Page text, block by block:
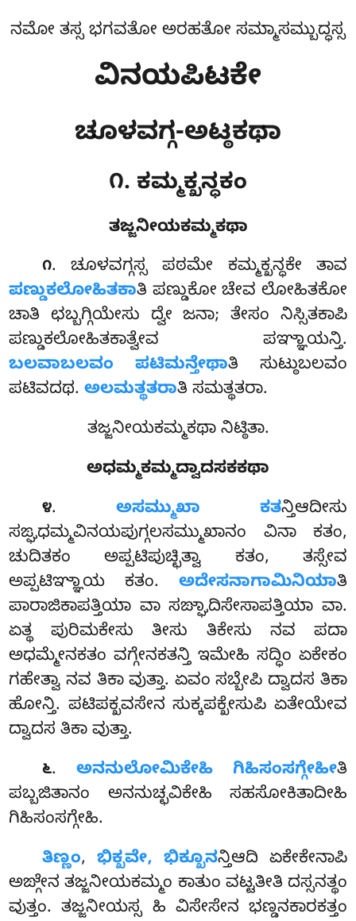
ನಮೋ ತಸ್ಸ ಭಗವತೋ ಅರಹತೋ ಸಮ್ಮಾಸಮ್ಬುದ್ಧಸ್ಸ
ವಿನಯಪಿಟಕೇ
ಚೂಳವಗ್ಗ-ಅಟ್ಠಕಥಾ
೧. ಕಮ್ಮಕ್ಖನ್ಧಕಂ
ತಜ್ಜನೀಯಕಮ್ಮಕಥಾ
೧. ಚೂಳವಗ್ಗಸ್ಸಪಠಮೇ ಕಮ್ಮಕ್ಖನ್ಧಕೇ ತಾವ
ಪಣ್ಡುಕಲೋಹಿತಕಾತಿ ಪಣ್ಡುಕೋ ಚೇವ ಲೋಹಿತಕೋ
ಚಾತಿ ಛಬ್ಬಗ್ಗಿಯೇಸು ದ್ವೇ ಜನಾ; ತೇಸಂ ನಿಸ್ಸಿತಕಾಪಿ
ಪಣ್ಡುಕಲೋಹಿತಕಾತ್ವೇವ ಪಞ್ಞಾಯನ್ತಿ.
ಬಲವಾಬಲವಂ ಪಟಿಮನ್ತೇಥಾತಿ ಸುಟ್ಠುಬಲವಂ
ಪಟಿವದಥ.ಅಲಮತ್ಥತರಾತಿ ಸಮತ್ಥತರಾ.
ತಜ್ಜನೀಯಕಮ್ಮಕಥಾ ನಿಟ್ಠಿತಾ.
ಅಧಮ್ಮಕಮ್ಮದ್ವಾದಸಕಕಥಾ
೪. ಅಸಮ್ಮುಖಾ ಕತನ್ತಿಆದೀಸು
ಸಙ್ಘಧಮ್ಮವಿನಯಪುಗ್ಗಲಸಮ್ಮುಖಾನಂ ವಿನಾ ಕತಂ,
ಚುದಿತಕಂ ಅಪ್ಪಟಿಪುಚ್ಛಿತ್ವಾ ಕತಂ, ತಸ್ಸೇವ
ಅಪ್ಪಟಿಞ್ಞಾಯ ಕತಂ. ಅದೇಸನಾಗಾಮಿನಿಯಾತಿ
ಪಾರಾಜಿಕಾಪತ್ತಿಯಾ ವಾ ಸಙ್ಘಾದಿಸೇಸಾಪತ್ತಿಯಾ ವಾ.
ಏತ್ಥ ಪುರಿಮಕೇಸು ತೀಸು ತಿಕೇಸು ನವ ಪದಾ
ಅಧಮ್ಮೇನಕತಂ ವಗ್ಗೇನಕತನ್ತಿ ಇಮೇಹಿ ಸದ್ಧಿಂ ಏಕೇಕಂ
ಗಹೇತ್ವಾ ನವ ತಿಕಾ ವುತ್ತಾ. ಏವಂ ಸಬ್ಬೇಪಿ ದ್ವಾದಸ ತಿಕಾ
ಹೋನ್ತಿ. ಪಟಿಪಕ್ಖವಸೇನ ಸುಕ್ಕಪಕ್ಖೇಸುಪಿ ಏತೇಯೇವ
ದ್ವಾದಸ ತಿಕಾ ವುತ್ತಾ.
೬. ಅನನುಲೋಮಿಕೇಹಿ ಗಿಹಿಸಂಸಗ್ಗೇಹೀತಿ
ಪಬ್ಬಜಿತಾನಂ ಅನನುಚ್ಛವಿಕೇಹಿ ಸಹಸೋಕಿತಾದೀಹಿ
ಗಿಹಿಸಂಸಗ್ಗೇಹಿ.
ತಿಣ್ಣಂ, ಭಿಕ್ಖವೇ, ಭಿಕ್ಖೂನನ್ತಿಆದಿ ಏಕೇಕೇನಾಪಿ
ಅಙ್ಗೇನ ತಜ್ಜನೀಯಕಮ್ಮಂ ಕಾತುಂ ವಟ್ಟತೀತಿ ದಸ್ಸನತ್ಥಂ
ವುತ್ತಂ. ತಜ್ಜನೀಯಸ್ಸ ಹಿ ವಿಸೇಸೇನ ಭಣ್ಡನಕಾರಕತ್ತಂ